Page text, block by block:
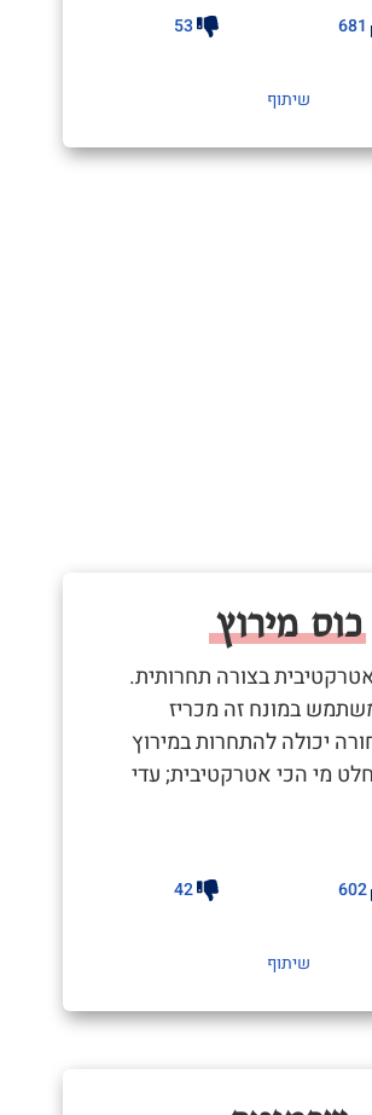
681
53
שיתוף
כוס מירוץ
בצורה תחרותית.
במונח זה מכריז
יכולה להתחרות במירוץ
מי הכי אטרקטיבית; עדי
602
42
שיתוף